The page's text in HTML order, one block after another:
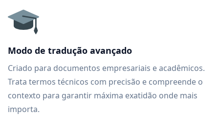
Modo de tradução avançado
Criado para documentos empresariais e acadêmicos.
Trata termos técnicos com precisão e compreende o
contexto para garantir máxima exatidão onde mais
importa.